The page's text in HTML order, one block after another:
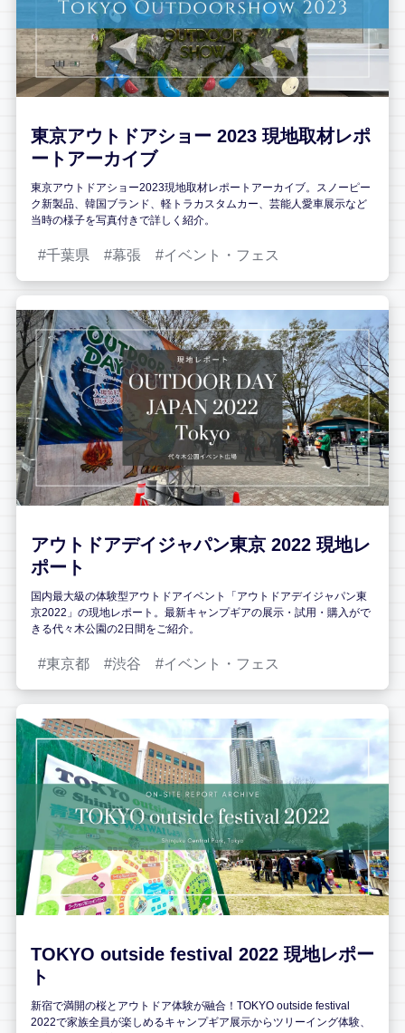
東京アウトドアショー 2023 現地取材レポ
ートアーカイブ
東京アウトドアショー2023現地取材レポートアーカイブ。スノーピー
ク新製品、韓国ブランド、軽トラカスタムカー、芸能人愛車展示など
当時の様子を写真付きで詳しく紹介。
千葉県 幕張 イベント・フェス
アウトドアデイジャパン東京 2022 現地レ
ポート
国内最大級の体験型アウトドアイベント「アウトドアデイジャパン東
京2022」の現地レポート。最新キャンプギアの展示・試用・購入がで
きる代々木公園の2日間をご紹介。
東京都 渋谷 イベント・フェス
TOKYO outside festival 2022 現地レポー
ト
新宿で満開の桜とアウトドア体験が融合！TOKYO outside festival
2022で家族全員が楽しめるキャンプギア展示からツリーイング体験、